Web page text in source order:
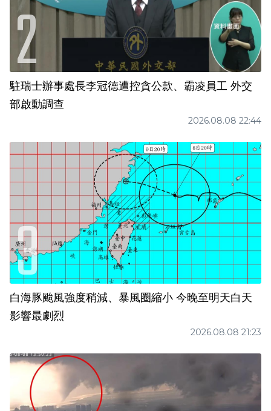
駐瑞士辦事處長李冠德遭控貪公款、霸凌員工 外交
部啟動調查
2026.08.08 22:44
白海豚颱風強度稍減、暴風圈縮小 今晚至明天白天
影響最劇烈
2026.08.08 21:23